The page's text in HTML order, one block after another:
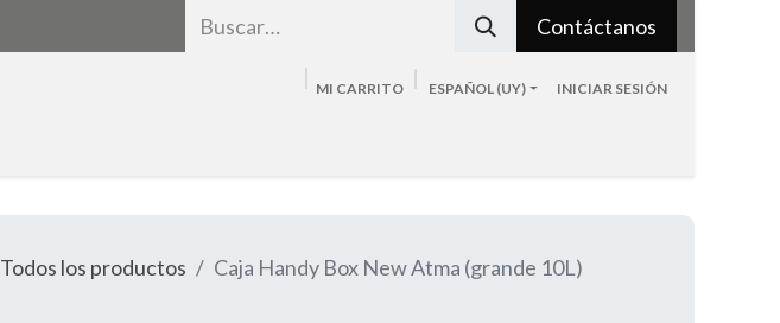
Contáctanos
MI CARRITO ESPAÑOL (UY) INICIAR SESIÓN
Todos los productos Caja Handy Box New Atma (grande 10L)